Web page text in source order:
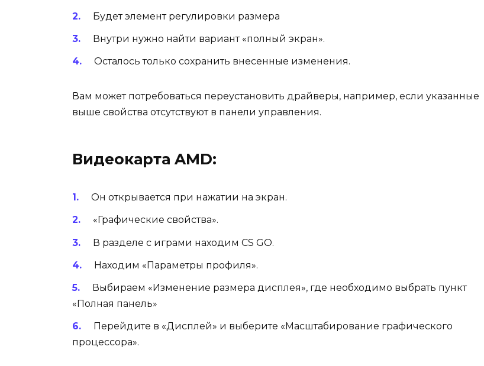
Будет элемент регулировки размера
Внутри нужно найти вариант «полный экран».
Осталось только сохранить внесенные изменения.
Вам может потребоваться переустановить драйверы, например, если указанные
выше свойства отсутствуют в панели управления.
Видеокарта AMD:
Он открывается при нажатии на экран.
«Графические свойства».
В разделе с играми находим CS GO.
Находим «Параметры профиля».
Выбираем «Изменение размера дисплея», где необходимо выбрать пункт
«Полная панель»
Перейдите в «Дисплей» и выберите «Масштабирование графического
процессора».